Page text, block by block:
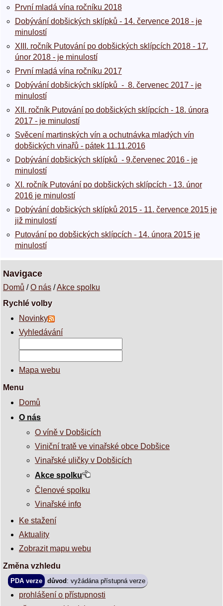
První mladá vína ročníku 2018
Dobývání dobšických sklípků - 14. července 2018 - je
minulostí
XIII. ročník Putování po dobšických sklípcích 2018 - 17.
únor 2018 - je minulostí
První mladá vína ročníku 2017
Dobývání dobšických sklípků - 8. červenec 2017 - je
minulostí
XII. ročník Putování po dobšických sklípcích - 18. února
2017 - je minulostí
Svěcení martinských vín a ochutnávka mladých vín
dobšických vinařů - pátek 11.11.2016
Dobývání dobšických sklípků - 9.červenec 2016 - je
minulostí
XI. ročník Putování po dobšických sklípcích - 13. únor
2016 je minulostí
Dobývání dobšických sklípků 2015 - 11. července 2015 je
již minulostí
Putování po dobšických sklípcích - 14. února 2015 je
minulostí
Navigace
Domů /O nás /Akce spolku
Rychlé volby
Novinky
Vyhledávání
Mapa webu
Menu
Domů
O nás
O víně v Dobšicích
Viniční tratě ve vinařské obce Dobšice
Vinařské uličky v Dobšicích
Akce spolku
Členové spolku
Vinařské info
Ke stažení
Aktuality
Zobrazit mapu webu
Změna vzhledu
PDA verze důvod : vyžádána přístupná verze
prohlášení o přístupnosti